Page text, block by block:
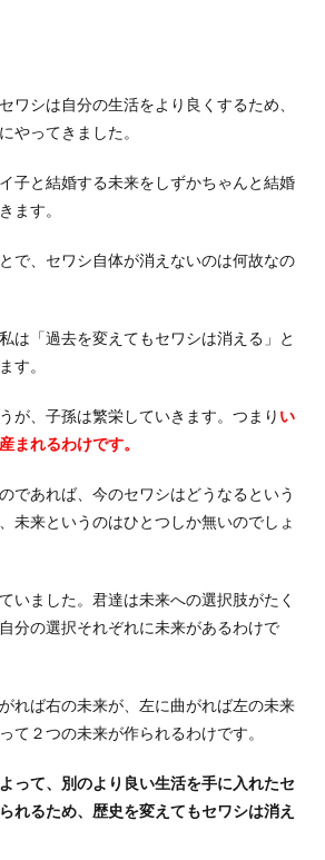
ワシは自分の生活をより良くするため、
やってきました。
子と結婚する未来をしずかちゃんと結婚
ます。
で、セワシ自体が消えないのは何故なの
は「過去を変えてもセワシは消える」と
す。
が、子孫は繁栄していきます。つまり い
まれるわけです。
であれば、今のセワシはどうなるという
未来というのはひとつしか無いのでしょ
いました。君達は未来への選択肢がたく
分の選択それぞれに未来があるわけで
れば右の未来が、左に曲がれば左の未来
て２つの未来が作られるわけです。
って、別のより良い生活を手に入れたセ
れるため、歴史を変えてもセワシは消え